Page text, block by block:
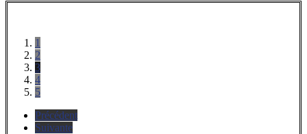
1
2
3
4
5
Précédent
Suivante